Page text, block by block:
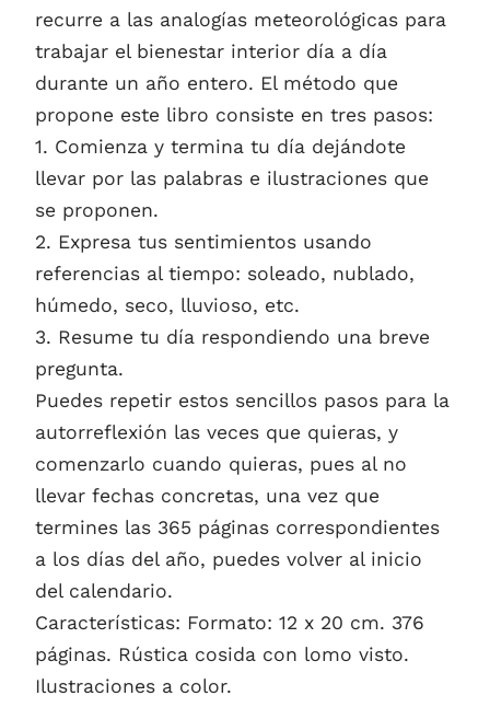
recurre a las analogías meteorológicas para
trabajar el bienestar interior día a día
durante un año entero. El método que
propone este libro consiste en tres pasos:
1. Comienza y termina tu día dejándote
llevar por las palabras e ilustraciones que
se proponen.
2. Expresa tus sentimientos usando
referencias al tiempo: soleado, nublado,
húmedo, seco, lluvioso, etc.
3. Resume tu día respondiendo una breve
pregunta.
Puedes repetir estos sencillos pasos para la
autorreflexión las veces que quieras, y
comenzarlo cuando quieras, pues al no
llevar fechas concretas, una vez que
termines las 365 páginas correspondientes
a los días del año, puedes volver al inicio
del calendario.
Características: Formato: 12 x 20 cm. 376
páginas. Rústica cosida con lomo visto.
Ilustraciones a color.